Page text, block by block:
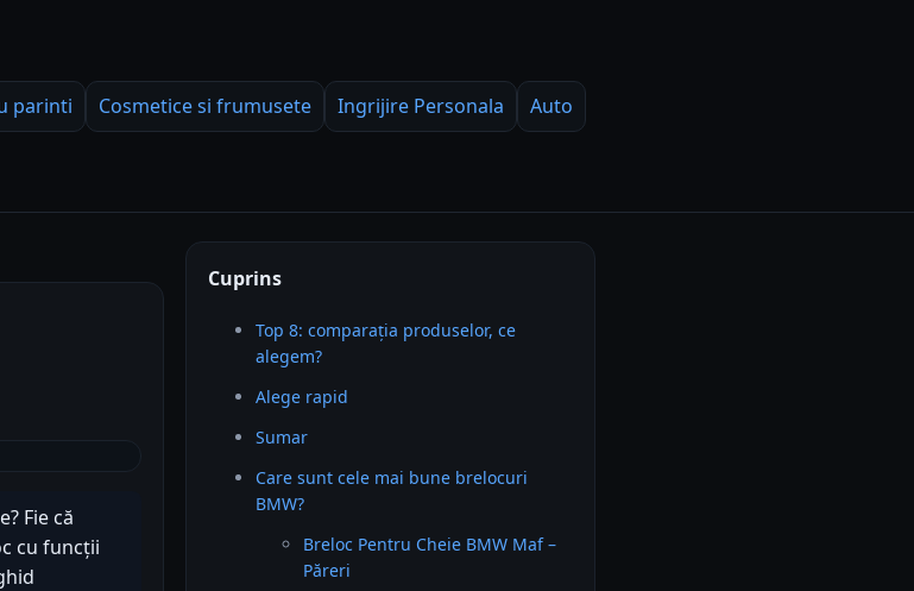
parinti Cosmetice si frumusete Ingrijire Personala
Auto
Fie că
cu funcții
Cuprins
Top 8: comparația produselor, ce
alegem?
Alege rapid
Sumar
Care sunt cele mai bune brelocuri
BMW?
Breloc Pentru Cheie BMW Maf –
Păreri